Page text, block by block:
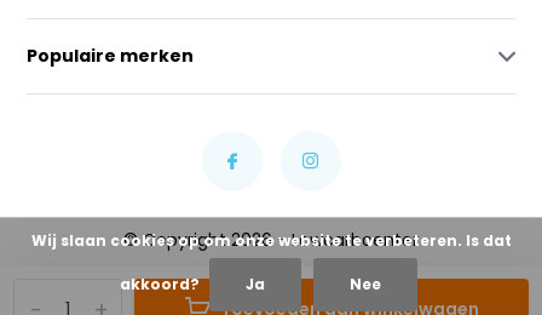
+
- Toevoegen aan winkelwagen
Populaire merken
© Copyright 2026 - Lowcarbcenter
Wij slaan cookies op om onze website te verbeteren. Is dat
akkoord? Ja Nee